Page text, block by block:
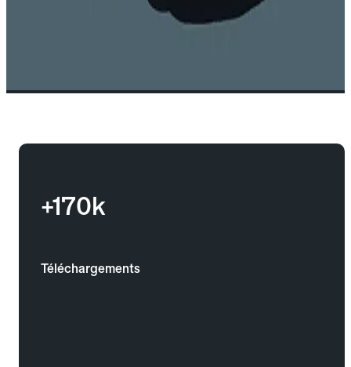
+170k
Téléchargements